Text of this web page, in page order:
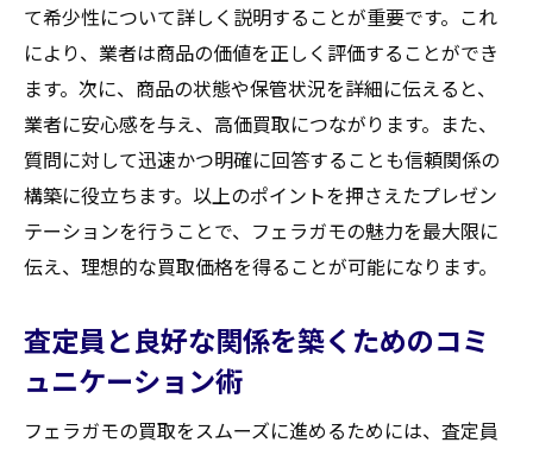
て希少性について詳しく説明することが重要です。これ
により、業者は商品の価値を正しく評価することができ
ます。次に、商品の状態や保管状況を詳細に伝えると、
業者に安心感を与え、高価買取につながります。また、
質問に対して迅速かつ明確に回答することも信頼関係の
構築に役立ちます。以上のポイントを押さえたプレゼン
テーションを行うことで、フェラガモの魅力を最大限に
伝え、理想的な買取価格を得ることが可能になります。
査定員と良好な関係を築くためのコミ
ュニケーション術
フェラガモの買取をスムーズに進めるためには、査定員